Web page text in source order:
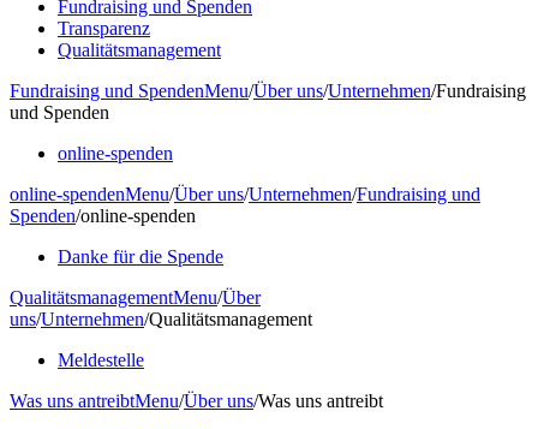
Fundraising und Spenden
Transparenz
Qualitätsmanagement
Fundraising und SpendenMenu/Über uns/Unternehmen/Fundraising
und Spenden
online-spenden
online-spendenMenu/Über uns/Unternehmen/Fundraising und
Spenden/online-spenden
Danke für die Spende
QualitätsmanagementMenu/Über
uns/Unternehmen/Qualitätsmanagement
Meldestelle
Was uns antreibtMenu/Über uns/Was uns antreibt